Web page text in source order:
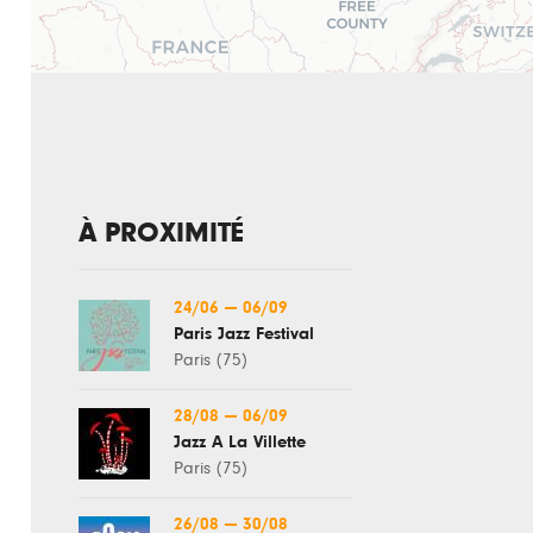
À PROXIMITÉ
24/06 — 06/09
Paris Jazz Festival
Paris (75)
28/08 — 06/09
Jazz À La Villette
Paris (75)
26/08 — 30/08